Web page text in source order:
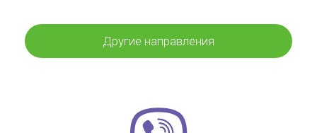
Другие направления